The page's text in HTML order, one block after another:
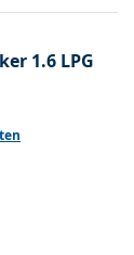
1.6 LPG